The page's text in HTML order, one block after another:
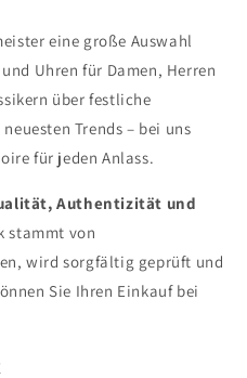
eine große Auswahl
Uhren für Damen, Herren
über festliche
Trends – bei uns
für jeden Anlass.
Authentizität und
stammt von
wird sorgfältig geprüft und
Sie Ihren Einkauf bei